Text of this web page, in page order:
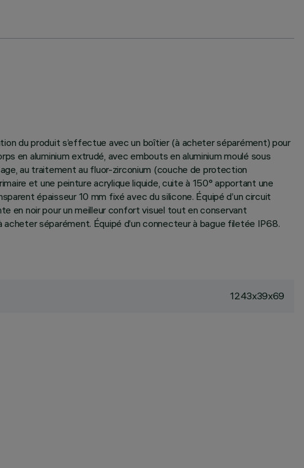
du produit s’effectue avec un boîtier (à acheter séparément) pour
en aluminium extrudé, avec embouts en aluminium moulé sous
au traitement au fluor-zirconium (couche de protection
et une peinture acrylique liquide, cuite à 150° apportant une
épaisseur 10 mm fixé avec du silicone. Équipé d’un circuit
en noir pour un meilleur confort visuel tout en conservant
séparément. Équipé d’un connecteur à bague filetée IP68.
1243x39x69